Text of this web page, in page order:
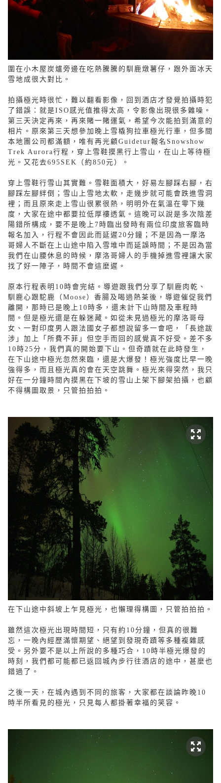
圍在小木屋炭爐旁邊在吃熱騰騰的馴鹿燉薯仔，跟外面冰天
雪地成很大對比。
拍攝極光時很忙，難以翻看影像，回到酒店才發覺拍攝時犯
了錯誤：就是ISO感光值推得太高，令影像出現很多雜噪。
第三天決定再來，再來賭一賭運氣，希望今次能拍到滿意的
相片。原來第三天想參加晚上雪橇狗拉車極光行車，但多間
本地團公司都滿額，唯有再光顧Guidetur報名Snowshow
Trek Aurora行程，穿上雪鞋摸黑行上雪山，在山上等待極
光。又花去695SEK（約850元）。
穿上雪鞋行雪山其實難。雪鞋面積大，好易左腳踩右腳，右
腳踩左腳絆倒；雪山上雪地太軟，走幾步就可能會跌進雪洞
裡；而且原來走上雪山很累很熱，明明外在氣溫在零下幾
度，大家在途中都要拉低厚褸透氣。這晚可以說是多次陰差
陽錯所構成，要不是晚上7時臨出發時有兩位印度旅客臨時
報名加入，行程不會因此而延遲20分鐘；不是因為一摩洛
哥婦人不斷在上山途中陷入雪堆中而延誤時間；不是因為當
我們在山腰休息的時候，摩洛哥婦人的手機掉進雪裡讓大家
找了好一陣子，時間不會這麼遲。
原本行程表明10時會完結。導遊跟我們分享了馴鹿肉乾、
馴鹿心跟駝鹿（Moose）香腸及喝過熱茶後，導遊催促我們
離開，那時已是晚上10時多，還未計下山時間及車程時
間。但是極光還是在躲迷藏。如從未見過極光的摩洛哥母
女、一對印度男人跟法國女子都想說留多一會吧，「長途跋
涉」加上「所費不菲」但空手而回的感覺真不好受。差不多
10時25分，我們真的開始要下山。但奇蹟就在此時發生，
在下山途中極光忽然來臨，還是大爆發！極光強度比早一晚
強得多，而且極光真的會在天空跳舞。極光來得突然，我只
好在一分鐘時間內摸黑在下坡的雪山上架下腳架拍攝，也顧
不得構圖取景，只管拍拍拍。
在下山途中斜坡上乍見極光，也懶理得構圖，只管拍拍拍。
雖然這次極光出現時間短，只有約10分鐘，但真的很難
忘，一晚內經歷滿懷期望、絕望到發現奇蹟等多種複雜感
受。另外要不是以上所說的多種巧合，10時半極光爆發的
時刻，我們都可能都已返回城內步行往酒店的途中，甚麼也
錯過了。
之後一天，在城內遇到不同的旅客，大家都在談論昨晚10
時半所看見的極光，只見每人都掛著幸福的笑容。